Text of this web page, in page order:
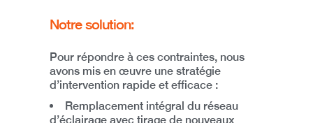
Notre solution:
Pour répondre à ces contraintes, nous
avons mis en œuvre unestratégie
d’intervention rapide et efficace :
Remplacement intégral du réseau
d’éclairage avec tirage de nouveaux